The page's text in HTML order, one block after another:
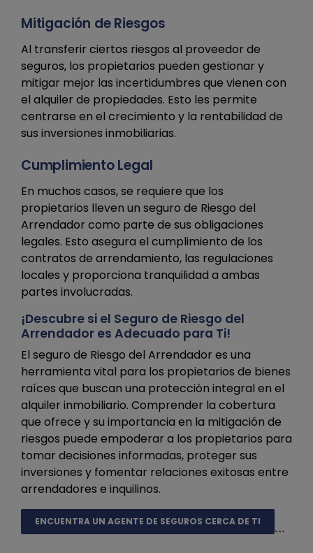
Mitigación de Riesgos
Al transferir ciertos riesgos al proveedor de
seguros, los propietarios pueden gestionar y
mitigar mejor las incertidumbres que vienen con
el alquiler de propiedades. Esto les permite
centrarse en el crecimiento y la rentabilidad de
sus inversiones inmobiliarias.
Cumplimiento Legal
En muchos casos, se requiere que los
propietarios lleven un seguro de Riesgo del
Arrendador como parte de sus obligaciones
legales. Esto asegura el cumplimiento de los
contratos de arrendamiento, las regulaciones
locales y proporciona tranquilidad a ambas
partes involucradas.
¡Descubre si el Seguro de Riesgo del
Arrendador es Adecuado para Ti!
El seguro de Riesgo del Arrendador es una
herramienta vital para los propietarios de bienes
raíces que buscan una protección integral en el
alquiler inmobiliario. Comprender la cobertura
que ofrece y su importancia en la mitigación de
riesgos puede empoderar a los propietarios para
tomar decisiones informadas, proteger sus
inversiones y fomentar relaciones exitosas entre
arrendadores e inquilinos.
ENCUENTRA UN AGENTE DE SEGUROS CERCA DE TI
```